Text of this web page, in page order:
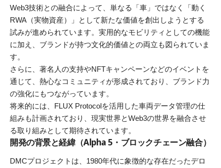
Web3技術との融合によって、単なる「車」ではなく「動く
RWA（実物資産）」として新たな価値を創出しようとする
試みが進められています。実用的なモビリティとしての機能
に加え、ブランドが持つ文化的価値との両立も図られていま
す。
さらに、著名人の支持やNFTキャンペーンなどのイベントを
通じて、熱心なコミュニティが形成されており、ブランド力
の強化にもつながっています。
将来的には、FLUX Protocolを活用した車両データ管理の仕
組みも計画されており、現実世界とWeb3の世界を融合させ
る取り組みとして期待されています。
開発の背景と経緯（Alpha 5・ブロックチェーン融合）
DMCプロジェクトは、1980年代に象徴的な存在だったデロ